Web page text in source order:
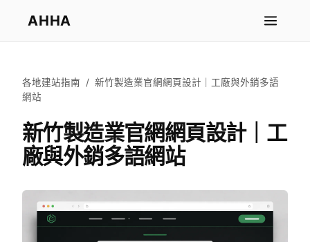
AHHA
各地建站指南 / 新竹製造業官網網頁設計｜工廠與外銷多語
網站
新竹製造業官網網頁設計｜工
廠與外銷多語網站